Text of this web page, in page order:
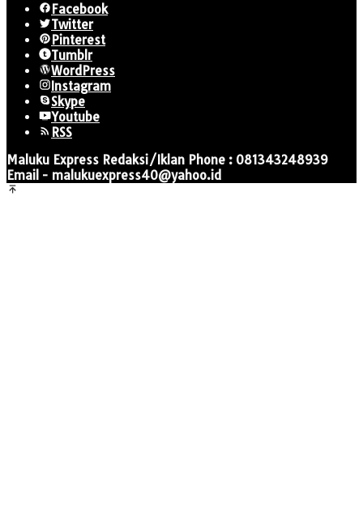
Facebook
Twitter
Pinterest
Tumblr
WordPress
Instagram
Skype
Youtube
RSS
Maluku Express Redaksi/Iklan Phone : 081343248939
Email - malukuexpress40@yahoo.id